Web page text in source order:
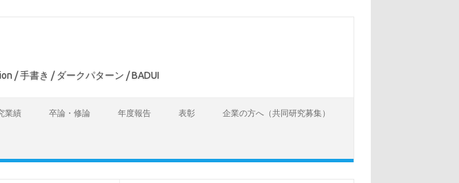
/ 手書き / ダークパターン / BADUI
業績 卒論・修論 年度報告 表彰 企業の方へ（共同研究募集）